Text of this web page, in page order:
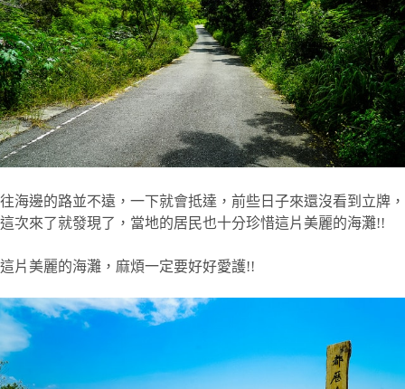
往海邊的路並不遠，一下就會抵達，前些日子來還沒看到立牌，
這次來了就發現了，當地的居民也十分珍惜這片美麗的海灘!!
這片美麗的海灘，麻煩一定要好好愛護!!